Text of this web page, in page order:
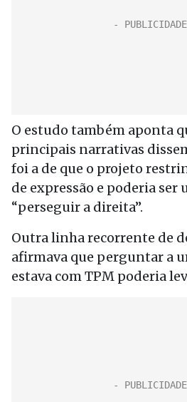
O estudo também aponta
principais narrativas
foi a de que o projeto
de expressão e poderia ser
“perseguir a direita”.
Outra linha recorrente de
afirmava que perguntar a
estava com TPM poderia